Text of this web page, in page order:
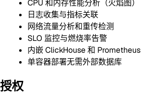
CPU 和内存性能分析（火焰图）
日志收集与指标关联
网络流量分析和重传检测
SLO 监控与燃烧率告警
内嵌 ClickHouse 和 Prometheus
单容器部署无需外部数据库
授权